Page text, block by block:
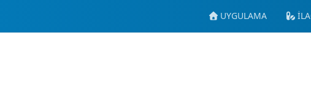
UYGULAMA